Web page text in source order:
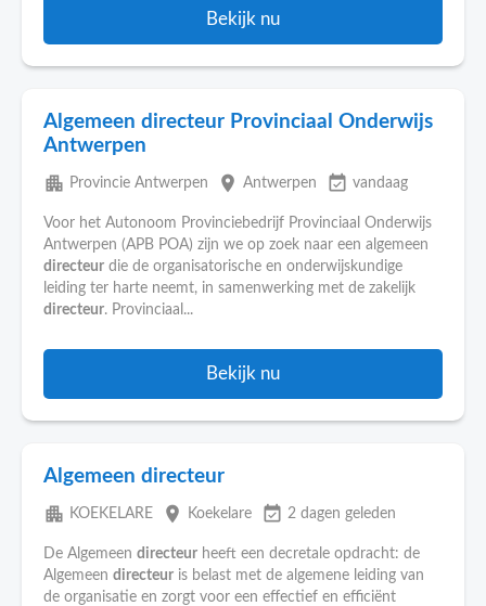
Bekijk nu
Algemeen directeur Provinciaal Onderwijs
Antwerpen
apartment Provincie Antwerpen place Antwerpen event_available vandaag
Voor het Autonoom Provinciebedrijf Provinciaal Onderwijs
Antwerpen (APB POA) zijn we op zoek naar een algemeen
directeur die de organisatorische en onderwijskundige
leiding ter harte neemt, in samenwerking met de zakelijk
directeur. Provinciaal...
Bekijk nu
Algemeen directeur
apartment KOEKELARE place Koekelare event_available 2 dagen geleden
De Algemeen directeur heeft een decretale opdracht: de
Algemeen directeur is belast met de algemene leiding van
de organisatie en zorgt voor een effectief en efficiënt